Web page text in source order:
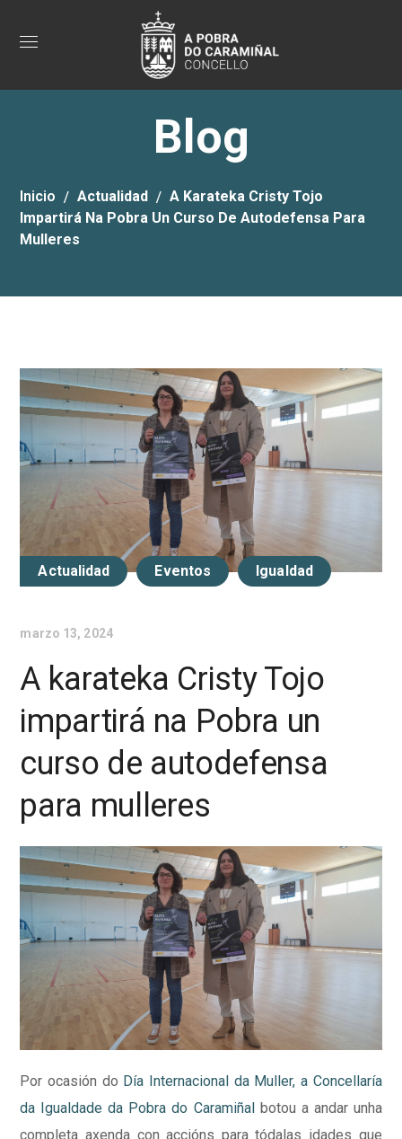
Blog
Inicio Actualidad
A Karateka Cristy Tojo
Impartirá Na Pobra Un Curso De Autodefensa Para
Mulleres
Actualidad Eventos Igualdad
marzo 13, 2024
A karateka Cristy Tojo
impartirá na Pobra un
curso de autodefensa
para mulleres
Por ocasión do Día Internacional da Muller, a Concellaría
da Igualdade da Pobra do Caramiñalbotou a andar unha
completa axenda con accións para tódalas idades que